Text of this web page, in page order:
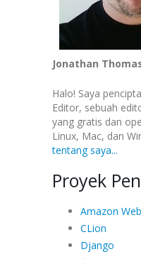
Jonathan
Halo! Saya
Editor, sebuah
yang gratis dan
Linux, Mac, dan
tentang saya...
Proyek
Amazon
CLion
Django